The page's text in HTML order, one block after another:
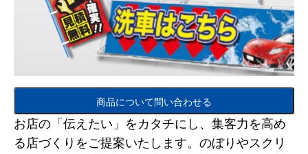
商品について問い合わせる
お店の「伝えたい」をカタチにし、集客力を高め
る店づくりをご提案いたします。のぼりやスクリ